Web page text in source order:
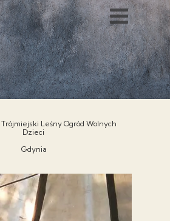
Leśny Ogród Wolnych
Dzieci
Gdynia